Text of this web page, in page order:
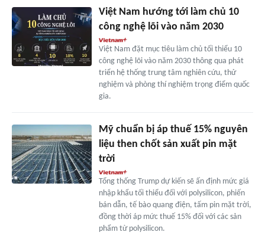
Việt Nam hướng tới làm chủ 10
công nghệ lõi vào năm 2030
Việt Nam đặt mục tiêu làm chủ tối thiểu 10
công nghệ lõi vào năm 2030 thông qua phát
triển hệ thống trung tâm nghiên cứu, thử
nghiệm và phòng thí nghiệm trọng điểm quốc
gia.
Mỹ chuẩn bị áp thuế 15% nguyên
liệu then chốt sản xuất pin mặt
trời
Tổng thống Trump dự kiến sẽ ấn định mức giá
nhập khẩu tối thiểu đối với polysilicon, phiến
bán dẫn, tế bào quang điện, tấm pin mặt trời,
đồng thời áp mức thuế 15% đối với các sản
phẩm từ polysilicon.